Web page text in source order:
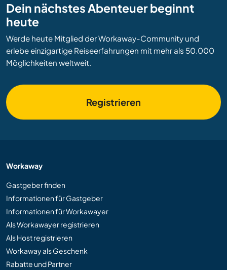
Dein nächstes Abenteuer beginnt
heute
Werde heute Mitglied der Workaway-Community und
erlebe einzigartige Reiseerfahrungen mit mehr als 50.000
Möglichkeiten weltweit.
Registrieren
Workaway
Gastgeber finden
Informationen für Gastgeber
Informationen für Workawayer
Als Workawayer registrieren
Als Host registrieren
Workaway als Geschenk
Rabatte und Partner